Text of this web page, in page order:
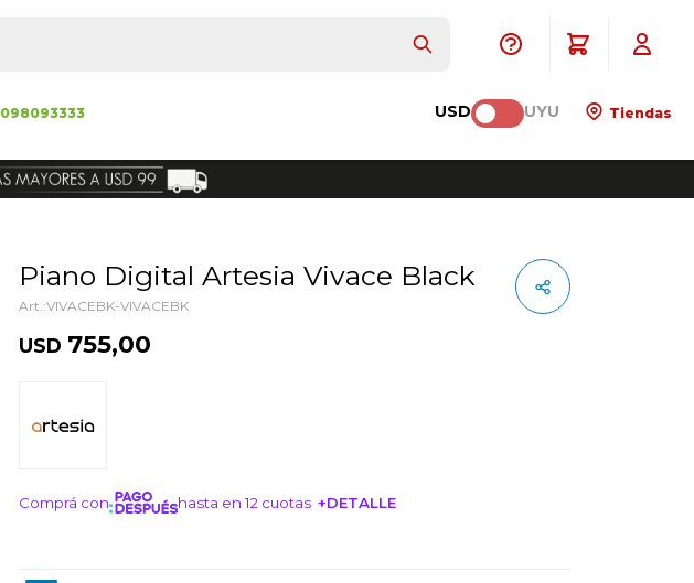
098093333 USD UYU Tiendas
Piano Digital Artesia Vivace Black
VIVACEBK-VIVACEBK
USD 755,00
Comprá con hasta en 12 cuotas +DETALLE